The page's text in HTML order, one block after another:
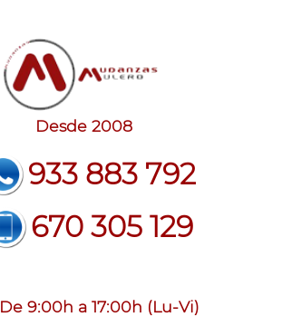
Desde 2008
933 883 792
670 305 129
De 9:00h a 17:00h (Lu-Vi)